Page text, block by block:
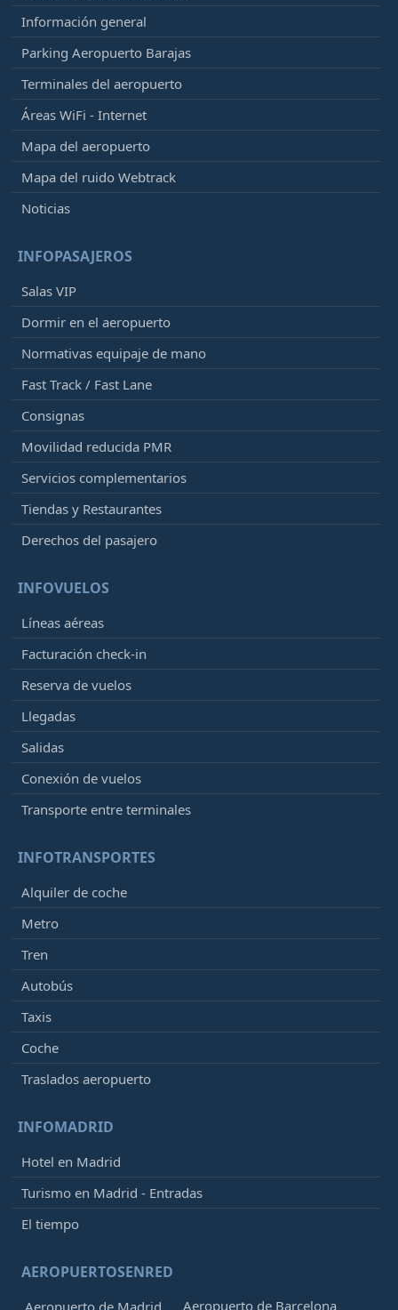
Información general
Parking Aeropuerto Barajas
Terminales del aeropuerto
Áreas WiFi - Internet
Mapa del aeropuerto
Mapa del ruido Webtrack
Noticias
INFOPASAJEROS
Salas VIP
Dormir en el aeropuerto
Normativas equipaje de mano
Fast Track / Fast Lane
Consignas
Movilidad reducida PMR
Servicios complementarios
Tiendas y Restaurantes
Derechos del pasajero
INFOVUELOS
Líneas aéreas
Facturación check-in
Reserva de vuelos
Llegadas
Salidas
Conexión de vuelos
Transporte entre terminales
INFOTRANSPORTES
Alquiler de coche
Metro
Tren
Autobús
Taxis
Coche
Traslados aeropuerto
INFOMADRID
Hotel en Madrid
Turismo en Madrid - Entradas
El tiempo
AEROPUERTOSENRED
Aeropuerto de Madrid Aeropuerto de Barcelona